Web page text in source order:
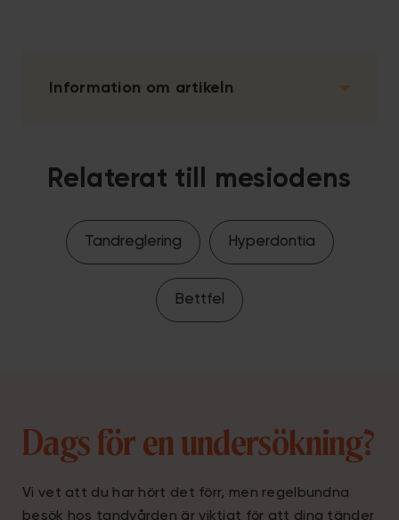
Information om artikeln
Relaterat till mesiodens
Tandreglering Hyperdontia
Bettfel
Dags för en undersökning?
Vi vet att du har hört det förr, men regelbundna
besök hos tandvården är viktigt för att dina tänder